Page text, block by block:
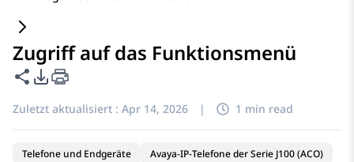
Zugriff auf das Funktionsmenü
Diese Seite teilen
PDF-Exportoptionen
Zuletzt aktualisiert : Apr 14, 2026 | 1 min read
Telefone und Endgeräte
Avaya-IP-Telefone der Serie J100 (ACO)